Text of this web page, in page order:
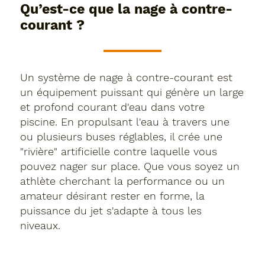
Qu’est-ce que la nage à contre-
courant ?
Un système de nage à contre-courant est
un équipement puissant qui génère un large
et profond courant d'eau dans votre
piscine. En propulsant l'eau à travers une
ou plusieurs buses réglables, il crée une
"rivière" artificielle contre laquelle vous
pouvez nager sur place. Que vous soyez un
athlète cherchant la performance ou un
amateur désirant rester en forme, la
puissance du jet s'adapte à tous les
niveaux.